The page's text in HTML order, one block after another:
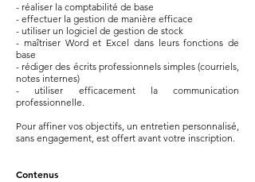
- réaliser la comptabilité de base
- effectuer la gestion de manière efficace
- utiliser un logiciel de gestion de stock
- maîtriser Word et Excel dans leurs fonctions de
base
- rédiger des écrits professionnels simples (courriels,
notes internes)
- utiliser efficacement la communication
professionnelle.
Pour affiner vos objectifs, un entretien personnalisé,
sans engagement, est offert avant votre inscription.
Contenus